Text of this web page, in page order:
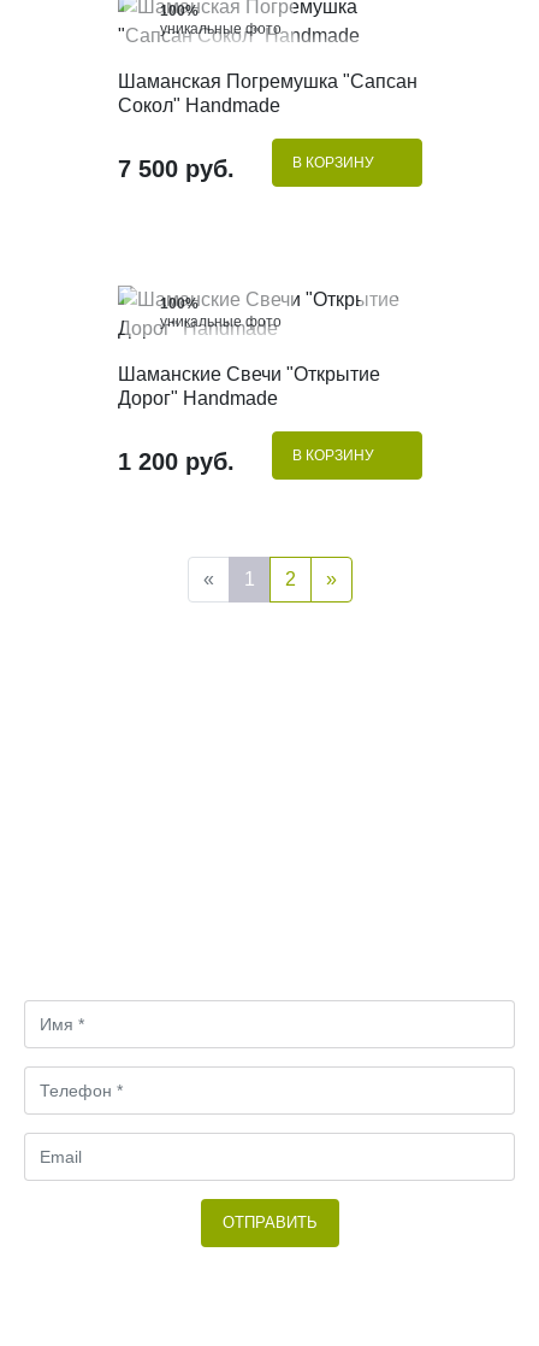
100%
уникальные фото
КУПИТЬ В 1 КЛИК
Шаманская Погремушка "Сапсан
Сокол" Handmade
7 500 руб. В КОРЗИНУ
100%
уникальные фото
КУПИТЬ В 1 КЛИК
Шаманские Свечи "Открытие
Дорог" Handmade
1 200 руб. В КОРЗИНУ
« 1 2 »
ОТПРАВИТЬ